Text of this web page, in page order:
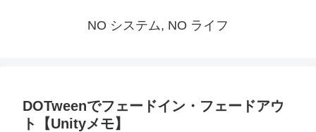
NO システム, NO ライフ
DOTweenでフェードイン・フェードアウ
ト【Unityメモ】